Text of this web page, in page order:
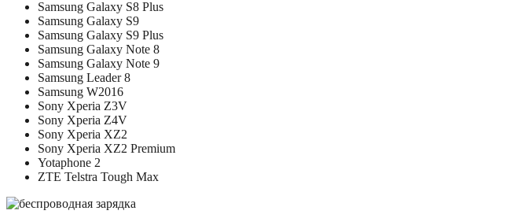
Samsung Galaxy S8 Plus
Samsung Galaxy S9
Samsung Galaxy S9 Plus
Samsung Galaxy Note 8
Samsung Galaxy Note 9
Samsung Leader 8
Samsung W2016
Sony Xperia Z3V
Sony Xperia Z4V
Sony Xperia XZ2
Sony Xperia XZ2 Premium
Yotaphone 2
ZTE Telstra Tough Max